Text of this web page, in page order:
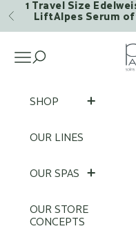
Skip to content
Previous
1 Travel Size
LiftAlpes Serum
Open navigation menu
SHOP
OUR LINES
OUR SPAS
OUR STORE
CONCEPTS